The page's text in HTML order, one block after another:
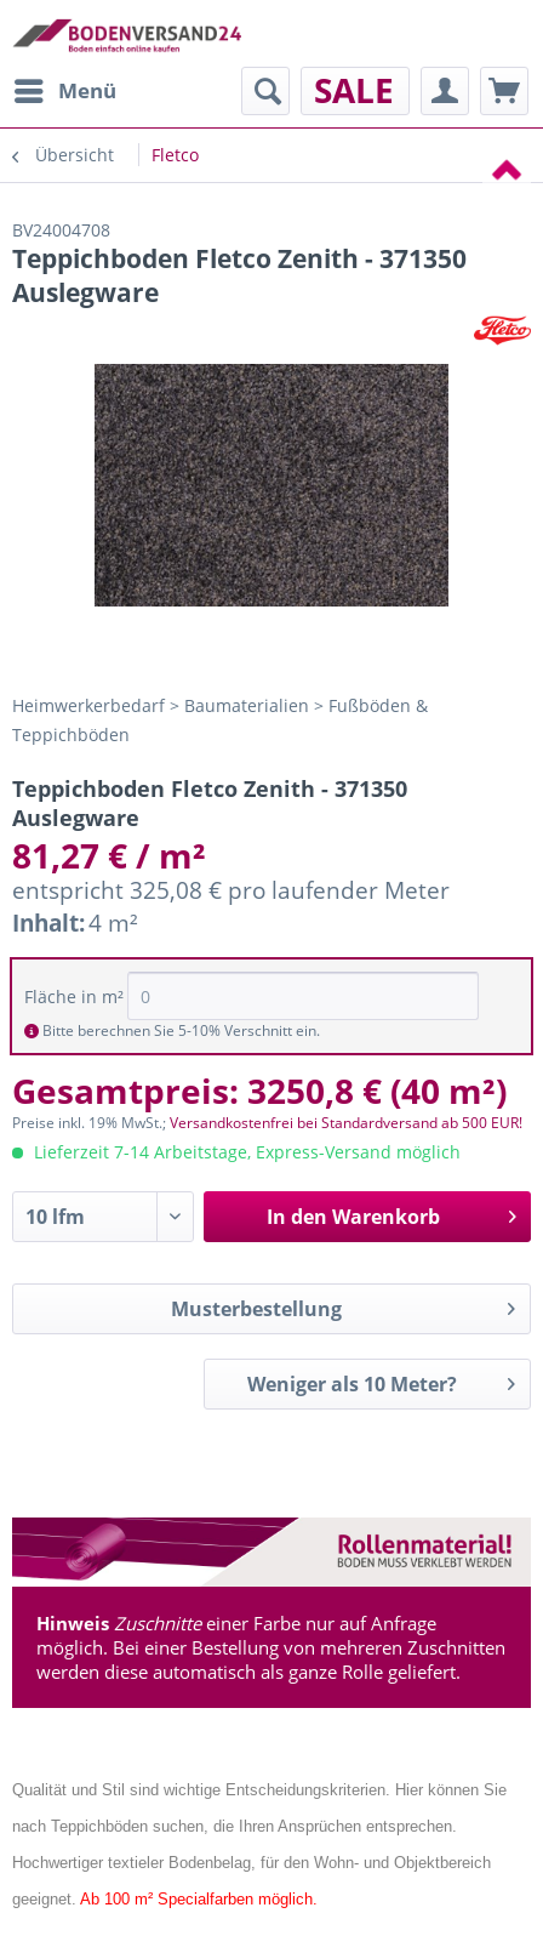
Menü SALE
Übersicht Fletco
BV24004708
Teppichboden Fletco Zenith - 371350
Auslegware
Heimwerkerbedarf > Baumaterialien > Fußböden &
Teppichböden
Teppichboden Fletco Zenith - 371350
Auslegware
81,27 € / m²
entspricht 325,08 € pro laufender Meter
Inhalt:4 m²
Fläche in m²
Bitte berechnen Sie 5-10% Verschnitt ein.
Gesamtpreis: 3250,8 € (40 m²)
Preise inkl. 19% MwSt.;Versandkostenfrei bei Standardversand ab 500 EUR!
Lieferzeit 7-14 Arbeitstage, Express-Versand möglich
In den Warenkorb
Musterbestellung
Weniger als 10 Meter?
Hinweis Zuschnitteeiner Farbe nur auf Anfrage
möglich. Bei einer Bestellung von mehreren Zuschnitten
werden diese automatisch als ganze Rolle geliefert.
Qualität und Stil sind wichtige Entscheidungskriterien. Hier können Sie
nach Teppichböden suchen, die Ihren Ansprüchen entsprechen.
Hochwertiger textieler Bodenbelag, für den Wohn- und Objektbereich
geeignet. Ab 100 m² Specialfarben möglich.